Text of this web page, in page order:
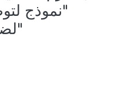
"نموذج
لضرب السلطة المركزية"